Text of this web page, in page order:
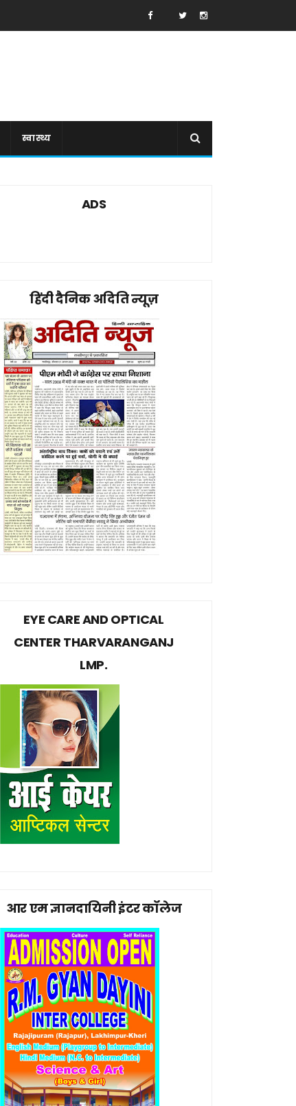
स्वास्थ्य
ADS
हिंदी दैनिक अदिति न्यूज़
EYE CARE AND OPTICAL
CENTER THARVARANGANJ
LMP.
आर एम ज्ञानदायिनी इंटर कॉलेज